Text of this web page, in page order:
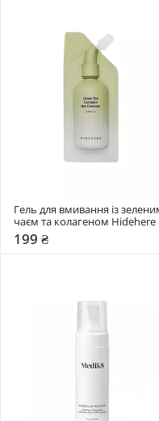
Гель для вмивання із
чаєм та колагеном Hidehere
25 мл
199 ₴